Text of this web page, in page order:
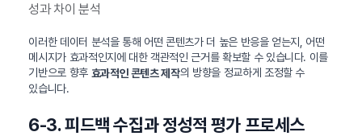
성과 차이 분석
이러한 데이터 분석을 통해 어떤 콘텐츠가 더 높은 반응을 얻는지, 어떤
메시지가 효과적인지에 대한 객관적인 근거를 확보할 수 있습니다. 이를
기반으로 향후 효과적인 콘텐츠 제작의 방향을 정교하게 조정할 수
있습니다.
6-3. 피드백 수집과 정성적 평가 프로세스